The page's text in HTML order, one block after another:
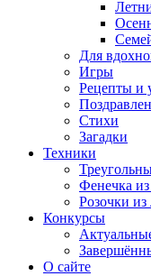
Для
Игры
Рецепты и
Стихи
Загадки
Техники
Фенечка
Розочки из
Конкурсы
О сайте